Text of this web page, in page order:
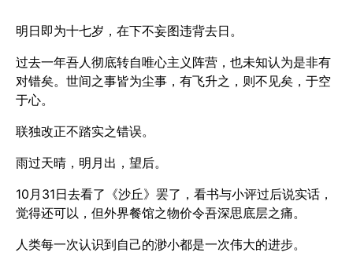
明日即为十七岁，在下不妄图违背去日。
过去一年吾人彻底转自唯心主义阵营，也未知认为是非有
对错矣。世间之事皆为尘事，有飞升之，则不见矣，于空
于心。
联独改正不踏实之错误。
雨过天晴，明月出，望后。
10月31日去看了《沙丘》罢了，看书与小评过后说实话，
觉得还可以，但外界餐馆之物价令吾深思底层之痛。
人类每一次认识到自己的渺小都是一次伟大的进步。